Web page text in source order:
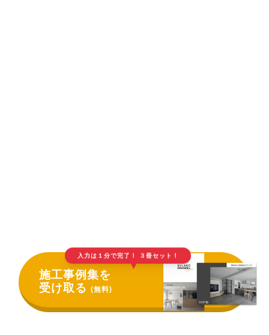
入力は１分で完了！ ３冊セット！
▲
施工事例集を
受け取る(無料)